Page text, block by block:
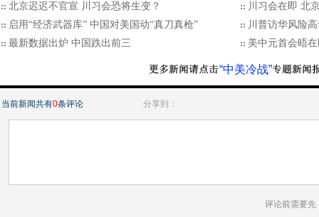
北京迟迟不官宣 川习会恐将生变？
川习会在即 北
启用“经济武器库” 中国对美国动“真刀真枪”
川普访华风险
最新数据出炉 中国跌出前三
美中元首会晤
“中美冷战”
当前新闻共有0条评论 分享到：
评论前需要先